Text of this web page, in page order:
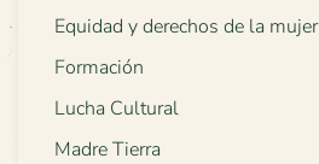
Equidad y derechos de la mujer
Formación
Lucha Cultural
Madre Tierra